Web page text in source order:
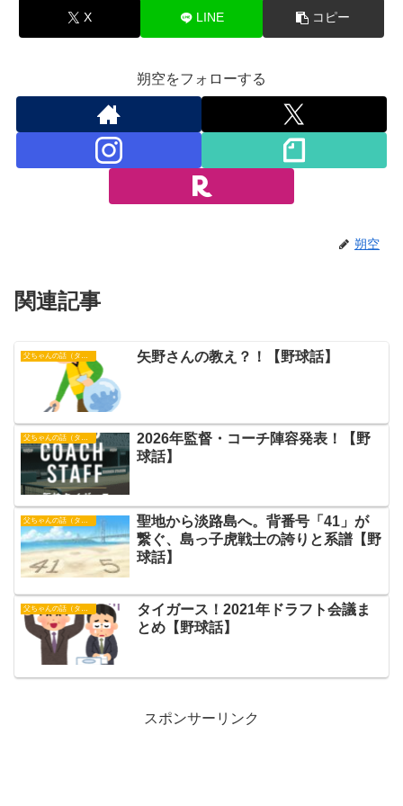
X LINE コピー
朔空をフォローする
朔空
関連記事
矢野さんの教え？！【野球話】
父ちゃんの話（タイガース）
2026年監督・コーチ陣容発表！【野
球話】
父ちゃんの話（タイガース）
聖地から淡路島へ。背番号「41」が
繋ぐ、島っ子虎戦士の誇りと系譜【野
球話】
父ちゃんの話（タイガース）
タイガース！2021年ドラフト会議ま
とめ【野球話】
スポンサーリンク